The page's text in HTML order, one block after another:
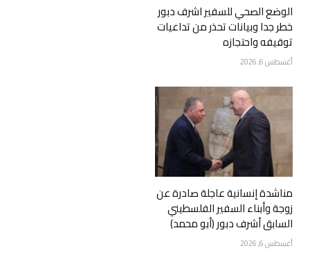
الوضع الصحي للسفير اشرف دبور
خطر جدا وبيانات تحذر من تداعيات
توقيفه واحتجازه
أغسطس 6, 2026
مناشدة إنسانية عاجلة صادرة عن
زوجة وأبناء السفير الفلسطيني
السابق أشرف دبور (أبو محمد)
أغسطس 6, 2026